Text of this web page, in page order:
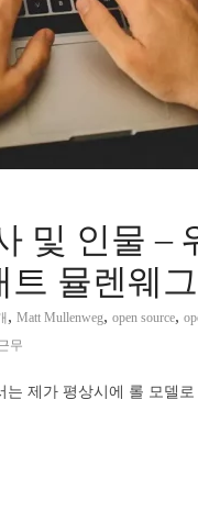
및 인물 –
트 뮬렌웨그
, Matt Mullenweg, open source,
무
제가 평상시에 롤 모델